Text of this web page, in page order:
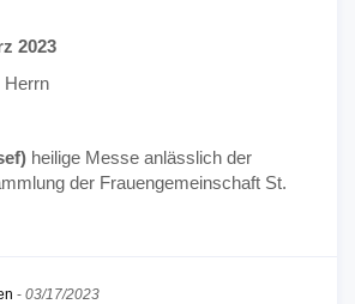
2023
Herrn
heilige Messe anlässlich der
der Frauengemeinschaft St.
- 03/17/2023